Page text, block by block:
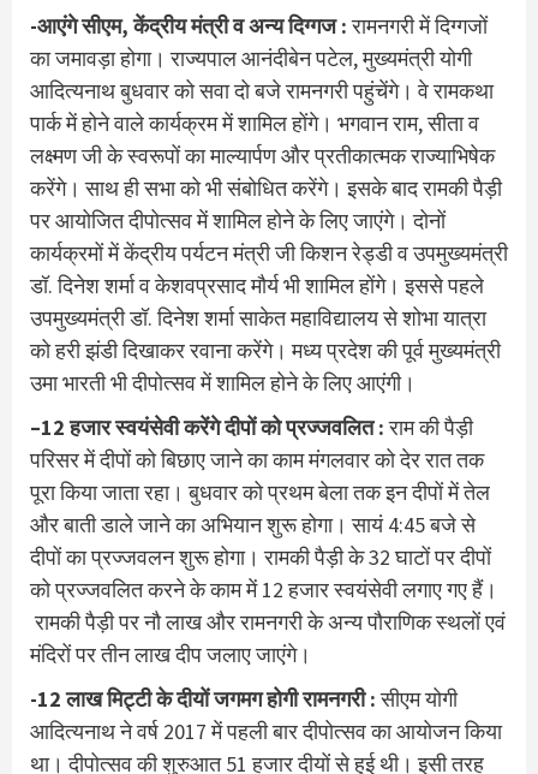
-आएंगे सीएम, केंद्रीय मंत्री व अन्य दिग्गज :रामनगरी में दिग्गजों
का जमावड़ा होगा। राज्यपाल आनंदीबेन पटेल, मुख्यमंत्री योगी
आदित्यनाथ बुधवार को सवा दो बजे रामनगरी पहुंचेंगे। वे रामकथा
पार्क में होने वाले कार्यक्रम में शामिल होंगे। भगवान राम, सीता व
लक्ष्मण जी के स्वरूपों का माल्यार्पण और प्रतीकात्मक राज्याभिषेक
करेंगे। साथ ही सभा को भी संबोधित करेंगे। इसके बाद रामकी पैड़ी
पर आयोजित दीपोत्सव में शामिल होने के लिए जाएंगे। दोनों
कार्यक्रमों में केंद्रीय पर्यटन मंत्री जी किशन रेड्डी व उपमुख्यमंत्री
डॉ. दिनेश शर्मा व केशवप्रसाद मौर्य भी शामिल होंगे। इससे पहले
उपमुख्यमंत्री डॉ. दिनेश शर्मा साकेत महाविद्यालय से शोभा यात्रा
को हरी झंडी दिखाकर रवाना करेंगे। मध्य प्रदेश की पूर्व मुख्यमंत्री
उमा भारती भी दीपोत्सव में शामिल होने के लिए आएंगी।
–12 हजार स्वयंसेवी करेंगे दीपों को प्रज्जवलित :राम की पैड़ी
परिसर में दीपों को बिछाए जाने का काम मंगलवार को देर रात तक
पूरा किया जाता रहा। बुधवार को प्रथम बेला तक इन दीपों में तेल
और बाती डाले जाने का अभियान शुरू होगा। सायं 4:45 बजे से
दीपों का प्रज्जवलन शुरू होगा। रामकी पैड़ी के 32 घाटों पर दीपों
को प्रज्जवलित करने के काम में 12 हजार स्वयंसेवी लगाए गए हैं।
रामकी पैड़ी पर नौ लाख और रामनगरी के अन्य पौराणिक स्थलों एवं
मंदिरों पर तीन लाख दीप जलाए जाएंगे।
-12 लाख मिट्टी के दीयों जगमग होगी रामनगरी :सीएम योगी
आदित्यनाथ ने वर्ष 2017 में पहली बार दीपोत्सव का आयोजन किया
था। दीपोत्सव की शुरुआत 51 हजार दीयों से हुई थी। इसी तरह